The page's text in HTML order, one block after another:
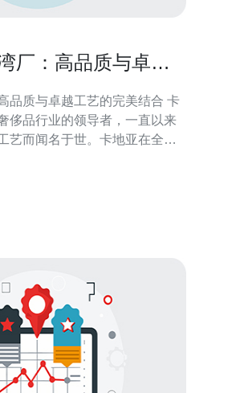
厂：高品质与卓越
质与卓越工艺的完美结合 卡
侈品行业的领导者，一直以来
艺而闻名于世。卡地亚在全球
厂以高品